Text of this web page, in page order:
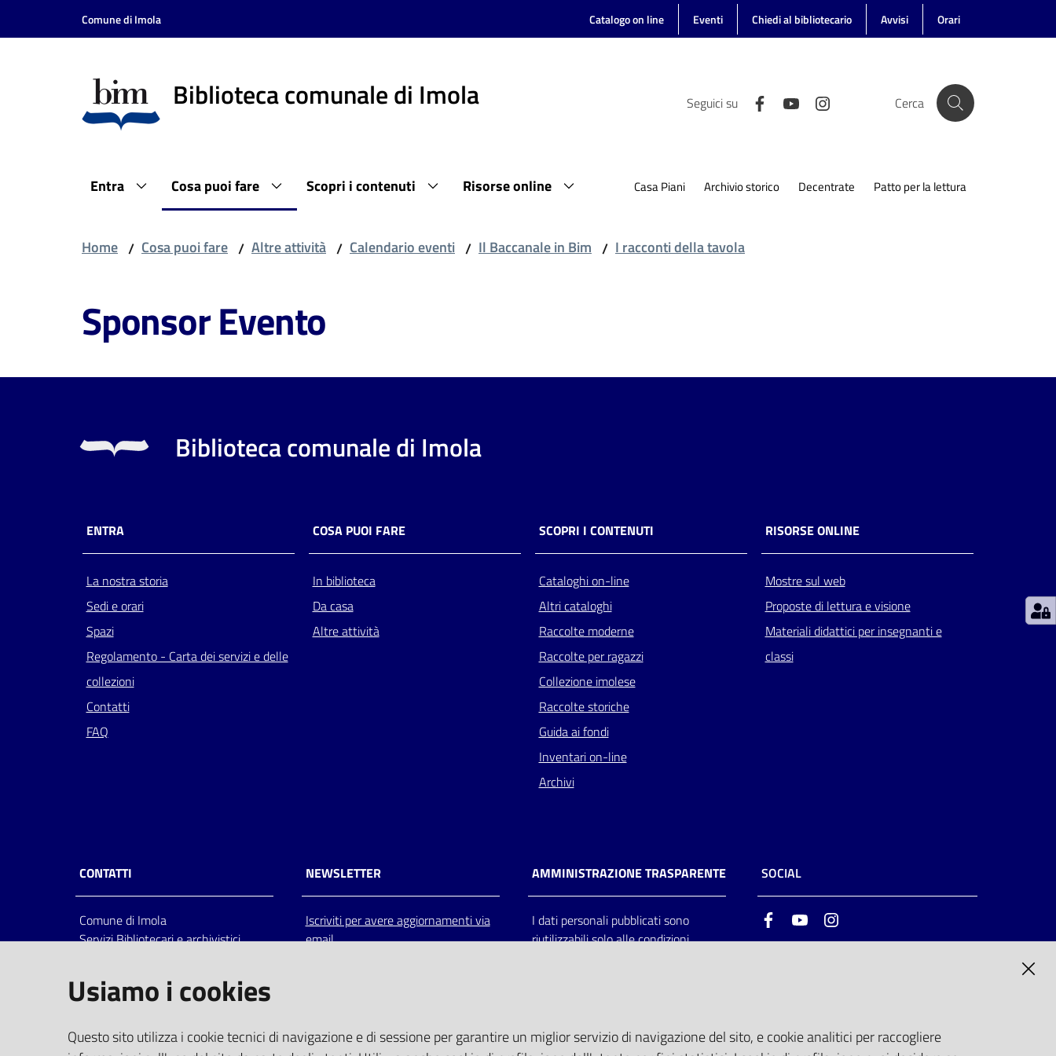
Vai al contenuto
Vai alla navigazione
Comune di Imola Catalogo on line Eventi Chiedi al bibliotecario Avvisi Orari
Biblioteca comunale di Imola Seguici su Cerca
Entra Cosa puoi fare Scopri i contenuti Risorse online Casa Piani Archivio storico Decentrate Patto per la lettura
Home / Cosa puoi fare / Altre attività / Calendario eventi / Il Baccanale in Bim / I racconti della tavola
Sponsor Evento
Biblioteca comunale di Imola
ENTRA
La nostra storia
Sedi e orari
Spazi
Regolamento - Carta dei servizi e delle
collezioni
Contatti
FAQ
COSA PUOI FARE
In biblioteca
Da casa
Altre attività
SCOPRI I CONTENUTI
Cataloghi on-line
Altri cataloghi
Raccolte moderne
Raccolte per ragazzi
Collezione imolese
Raccolte storiche
Guida ai fondi
Inventari on-line
Archivi
RISORSE ONLINE
Mostre sul web
Proposte di lettura e visione
Materiali didattici per insegnanti e
classi
CONTATTI
Comune di Imola
Servizi Bibliotecari e archivistici
Italia
centralino: tel 0542.6026.36 fax
bim@comune.imola.bo.it
PEC
NEWSLETTER
Iscriviti per avere aggiornamenti via
email
AMMINISTRAZIONE TRASPARENTE
I dati personali pubblicati sono
riutilizzabili solo alle condizioni
SOCIAL
FacebookYoutube
Usiamo i cookies
Questo sito utilizza i cookie tecnici di navigazione e di sessione per garantire un miglior servizio di navigazione del sito, e cookie analitici per raccogliere